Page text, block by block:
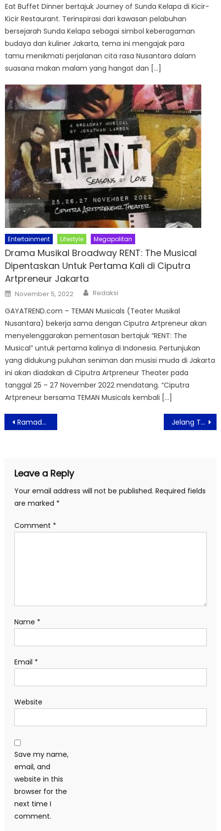
Eat Buffet Dinner bertajuk Journey of Sunda Kelapa di Kicir-
Kicir Restaurant. Terinspirasi dari kawasan pelabuhan
bersejarah Sunda Kelapa sebagai simbol keberagaman
budaya dan kuliner Jakarta, tema ini mengajak para
tamu menikmati perjalanan cita rasa Nusantara dalam
suasana makan malam yang hangat dan […]
Entertainment Lifestyle Megapolitan
Drama Musikal Broadway RENT: The Musical
Dipentaskan Untuk Pertama Kali di Ciputra
Artpreneur Jakarta
Posted
on
November 5, 2022 Author
Redaksi
GAYATREND.com – TEMAN Musicals (Teater Musikal
Nusantara) bekerja sama dengan Ciputra Artpreneur akan
menyelenggarakan pementasan bertajuk “RENT: The
Musical” untuk pertama kalinya di Indonesia. Pertunjukan
yang didukung puluhan seniman dan musisi muda di Jakarta
ini akan diadakan di Ciputra Artpreneur Theater pada
tanggal 25 – 27 November 2022 mendatang. “Ciputra
Artpreneur bersama TEMAN Musicals kembali […]
Post
navigation
Ramadan Anti Boncos, Semua Bisa Lebih Hemat bareng blu by BCA Digital Jelang Tayang Lebaran 2026, Pelangi di Mars Rilis Poster Nerotek: Gambarkan Misi yang Dipimpin Anak Bangsa di Planet Merah
Leave a Reply
Your email address will not be published. Required fields
are marked *
Comment *
Name *
Email *
Website
Save my name,
email, and
website in this
browser for the
next time I
comment.